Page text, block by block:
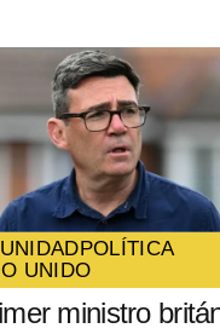
POLÍTICA
UNIDO
ministro